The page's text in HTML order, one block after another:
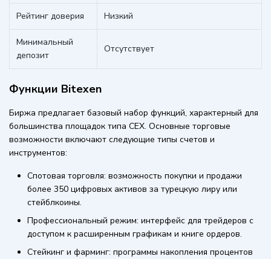
Рейтинг доверия Низкий
Минимальный
депозит
Отсутствует
Функции Bitexen
Биржа предлагает базовый набор функций, характерный для
большинства площадок типа CEX. Основные торговые
возможности включают следующие типы счетов и
инструментов:
Спотовая торговля: возможность покупки и продажи
более 350 цифровых активов за турецкую лиру или
стейблкоины.
Профессиональный режим: интерфейс для трейдеров с
доступом к расширенным графикам и книге ордеров.
Стейкинг и фарминг: программы накопления процентов